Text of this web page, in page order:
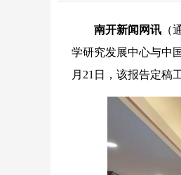
南开新闻网讯 （
学研究发展中心与中
月21日，该报告定稿